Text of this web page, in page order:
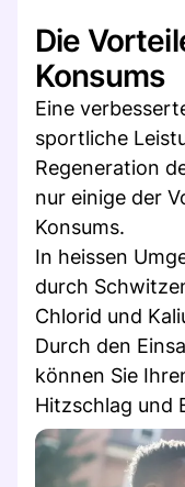
Die
Konsums
Eine
sportliche
Regeneration
nur einige der
Konsums.
In heissen
durch
Chlorid und
Durch den
können Sie
Hitzschlag und